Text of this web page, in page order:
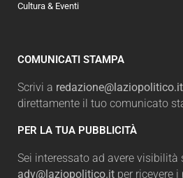
Cultura & Eventi
COMUNICATI STAMPA
Scrivi a redazione@laziopolitico.it
direttamente il tuo comunicato
PER LA TUA PUBBLICITÀ
Sei interessato ad avere visibilità
adv@laziopolitico.it per ricevere